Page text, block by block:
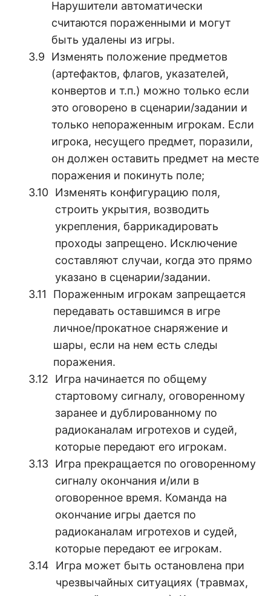
Нарушители автоматически
считаются пораженными и могут
быть удалены из игры.
Изменять положение предметов
(артефактов, флагов, указателей,
конвертов и т.п.) можно только если
это оговорено в сценарии/задании и
только непораженным игрокам. Если
игрока, несущего предмет, поразили,
он должен оставить предмет на месте
поражения и покинуть поле;
Изменять конфигурацию поля,
строить укрытия, возводить
укрепления, баррикадировать
проходы запрещено. Исключение
составляют случаи, когда это прямо
указано в сценарии/задании.
Пораженным игрокам запрещается
передавать оставшимся в игре
личное/прокатное снаряжение и
шары, если на нем есть следы
поражения.
Игра начинается по общему
стартовому сигналу, оговоренному
заранее и дублированному по
радиоканалам игротехов и судей,
которые передают его игрокам.
Игра прекращается по оговоренному
сигналу окончания и/или в
оговоренное время. Команда на
окончание игры дается по
радиоканалам игротехов и судей,
которые передают ее игрокам.
Игра может быть остановлена при
чрезвычайных ситуациях (травмах,